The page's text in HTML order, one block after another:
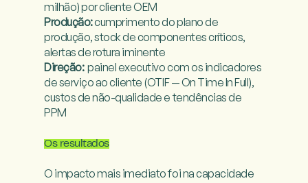
Produção: cumprimento do plano de
produção, stock de componentes críticos,
Direção:
  painel executivo com os indicadores
de serviço ao cliente (OTIF — On Time In Full),
custos de não-qualidade e tendências de
PPM
Os resultados
O impacto mais imediato foi na capacidade